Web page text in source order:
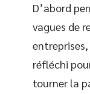
D’abord
vagues de
réfléchi
tourner la